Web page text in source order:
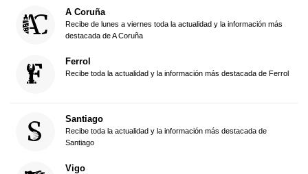
A Coruña
Recibe de lunes a viernes toda la actualidad y la información más
destacada de A Coruña
Ferrol
Recibe toda la actualidad y la información más destacada de Ferrol
Santiago
Recibe toda la actualidad y la información más destacada de
Santiago
Vigo